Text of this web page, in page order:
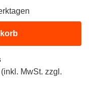
(inkl. MwSt. zzgl.